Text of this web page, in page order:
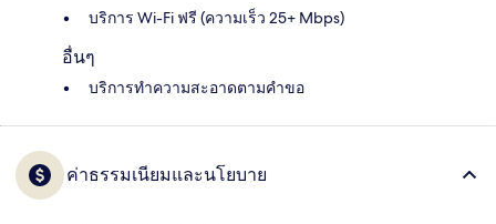
บริการ Wi-Fi ฟรี (ความเร็ว 25+ Mbps)
อื่นๆ
บริการทำความสะอาดตามคำขอ
ค่าธรรมเนียมและนโยบาย